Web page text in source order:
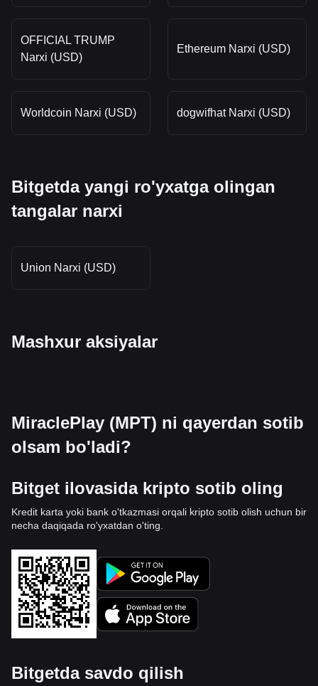
OFFICIAL TRUMP
Narxi (USD)
Ethereum Narxi (USD)
Worldcoin Narxi (USD) dogwifhat Narxi (USD)
Bitgetda yangi ro'yxatga olingan
tangalar narxi
Union Narxi (USD)
Mashxur aksiyalar
MiraclePlay (MPT) ni qayerdan sotib
olsam bo'ladi?
Bitget ilovasida kripto sotib oling
Kredit karta yoki bank o'tkazmasi orqali kripto sotib olish uchun bir
necha daqiqada ro'yxatdan o'ting.
Bitgetda savdo qilish